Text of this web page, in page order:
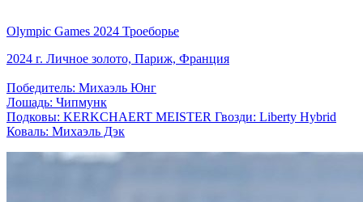
Olympic Games 2024 Троеборье
2024 г. Личное золото, Париж, Франция
Победитель: Михаэль Юнг
Лошадь: Чипмунк
Подковы: KERKCHAERT MEISTER Гвозди: Liberty Hybrid
Коваль: Михаэль Дэк